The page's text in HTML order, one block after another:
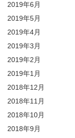
2019年6月
2019年5月
2019年4月
2019年3月
2019年2月
2019年1月
2018年12月
2018年11月
2018年10月
2018年9月